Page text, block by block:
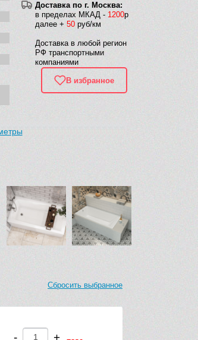
Доставка по г. Москва:
в пределах МКАД - 1200р
далее + 50 руб/км
Доставка в любой регион
РФ транспортными
компаниями
В избранное
Сбросить выбранное
- +